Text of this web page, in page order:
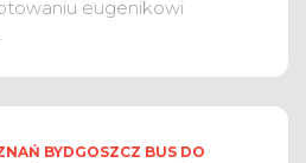
eugenikowi
BYDGOSZCZ BUS DO